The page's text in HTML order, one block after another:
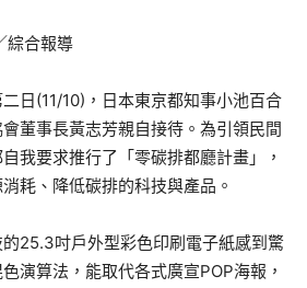
綜合報導
日(11/10)，日本東京都知事小池百合
董事長黃志芳親自接待。為引領民間
我要求推行了「零碳排都廳計畫」，
耗、降低碳排的科技與產品。
25.3吋戶外型彩色印刷電子紙感到驚
演算法，能取代各式廣宣POP海報，